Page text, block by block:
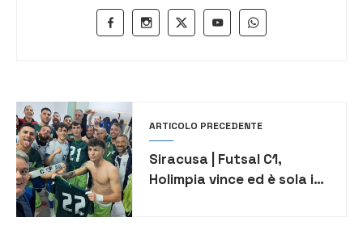
ARTICOLO PRECEDENTE
Siracusa | Futsal C1,
Holimpia vince ed è sola in